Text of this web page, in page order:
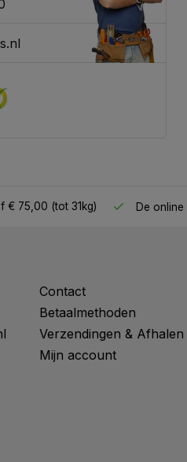
€ 75,00 (tot 31kg) De online
Contact
Betaalmethoden
Verzendingen & Afhalen
Mijn account